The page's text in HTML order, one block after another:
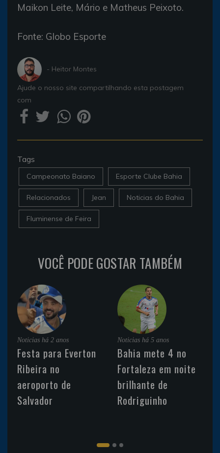
Maikon Leite, Mário e Matheus Peixoto.
Fonte: Globo Esporte
- Heitor Montes
Ajude o nosso site compartilhando esta postagem
com
Tags
Campeonato Baiano Esporte Clube Bahia
Relacionados Jean Noticias do Bahia
Fluminense de Feira
VOCÊ PODE GOSTAR TAMBÉM
Noticias há 2 anos
Festa para Everton
Ribeira no
aeroporto de
Salvador
Noticias há 5 anos
Bahia mete 4 no
Fortaleza em noite
brilhante de
Rodriguinho